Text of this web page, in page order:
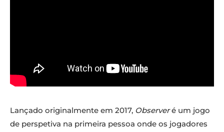
Lançado originalmente em 2017, Observeré um jogo
de perspetiva na primeira pessoa onde os jogadores